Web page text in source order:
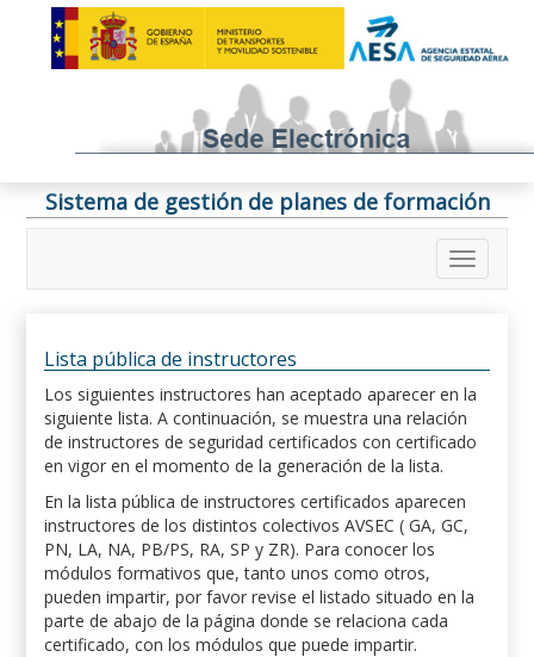
Sistema de gestión de planes de formación
Lista pública de instructores
Los siguientes instructores han aceptado aparecer en la
siguiente lista. A continuación, se muestra una relación
de instructores de seguridad certificados con certificado
en vigor en el momento de la generación de la lista.
En la lista pública de instructores certificados aparecen
instructores de los distintos colectivos AVSEC ( GA, GC,
PN, LA, NA, PB/PS, RA, SP y ZR). Para conocer los
módulos formativos que, tanto unos como otros,
pueden impartir, por favor revise el listado situado en la
parte de abajo de la página donde se relaciona cada
certificado, con los módulos que puede impartir.